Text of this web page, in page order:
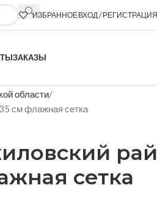
ИЗБРАННОЕВХОД / РЕГИСТРАЦИЯ
ЗАКАЗЫ
области
см флажная сетка
сетка